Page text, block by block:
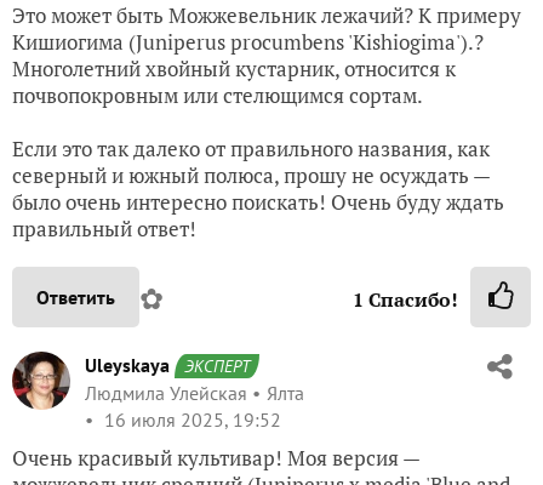
Это может быть Можжевельник лежачий? К примеру
Кишиогима (Juniperus procumbens 'Kishiogima').?
Многолетний хвойный кустарник, относится к
почвопокровным или стелющимся сортам.
Если это так далеко от правильного названия, как
северный и южный полюса, прошу не осуждать —
было очень интересно поискать! Очень буду ждать
правильный ответ!
Ответить ✿ 1 Спасибо!
Uleyskaya ЭКСПЕРТ
Людмила Улейская
Ялта
16 июля 2025, 19:52
Очень красивый культивар! Моя версия —